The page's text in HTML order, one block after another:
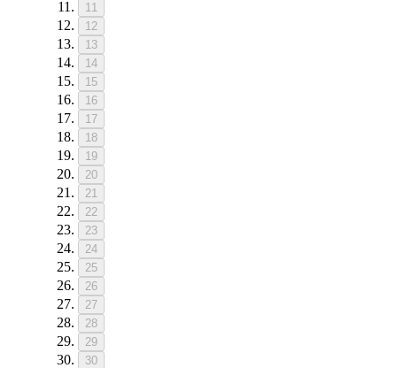
11
12
13
14
15
16
17
18
19
20
21
22
23
24
25
26
27
28
29
30